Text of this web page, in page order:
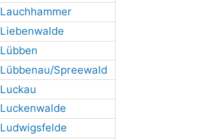
Lauchhammer
Liebenwalde
Lübben
Lübbenau/Spreewald
Luckau
Luckenwalde
Ludwigsfelde